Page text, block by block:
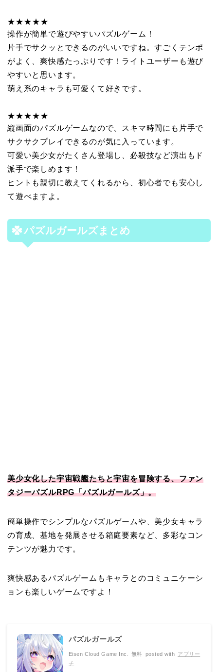
★★★★★
操作が簡単で遊びやすいパズルゲーム！
片手でサクッとできるのがいいですね。すごくテンポ
がよく、爽快感たっぷりです！ライトユーザーも遊び
やすいと思います。
萌え系のキャラも可愛くて好きです。
★★★★★
縦画面のパズルゲームなので、スキマ時間にも片手で
サクサクプレイできるのが気に入っています。
可愛い美少女がたくさん登場し、必殺技など演出もド
派手で楽しめます！
ヒントも親切に教えてくれるから、初心者でも安心し
て遊べますよ。
パズルガールズまとめ
美少女化した宇宙戦艦たちと宇宙を冒険する、ファン
タジーパズルRPG「パズルガールズ」。
簡単操作でシンプルなパズルゲームや、美少女キャラ
の育成、基地を発展させる箱庭要素など、多彩なコン
テンツが魅力です。
爽快感あるパズルゲームもキャラとのコミュニケーシ
ョンも楽しいゲームですよ！
パズルガールズ
Eisen Cloud Game Inc. 無料 posted with アプリー
チ